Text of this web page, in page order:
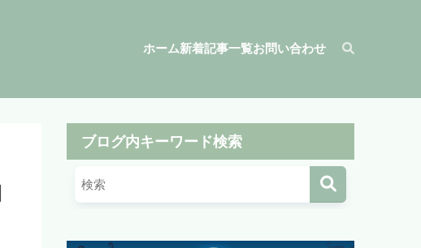
ホーム新着記事一覧お問い合わせ
ブログ内キーワード検索